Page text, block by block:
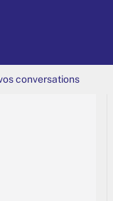
conversations